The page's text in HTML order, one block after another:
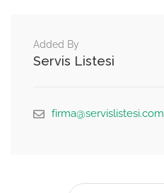
Added By
Servis Listesi
firma@servislistesi.com